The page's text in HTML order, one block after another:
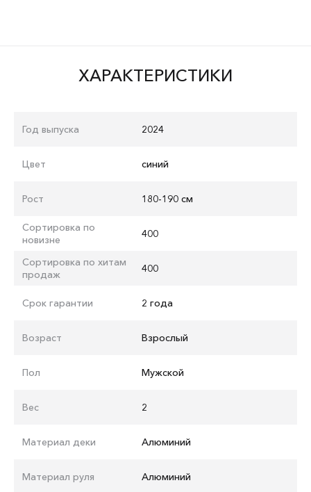
ХАРАКТЕРИСТИКИ
Год выпуска 2024
Цвет синий
Рост 180-190 см
Сортировка по
новизне
400
Сортировка по хитам
продаж
400
Срок гарантии 2 года
Возраст Взрослый
Пол Мужской
Вес 2
Материал деки Алюминий
Материал руля Алюминий